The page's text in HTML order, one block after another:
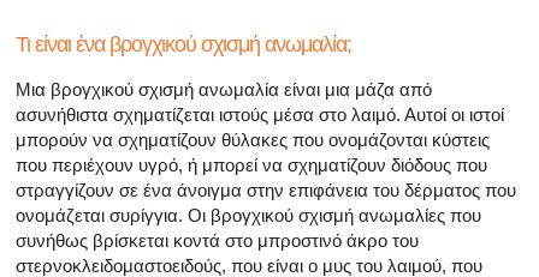
Τι είναι ένα βρογχικού σχισμή ανωμαλία;
Μια βρογχικού σχισμή ανωμαλία είναι μια μάζα από
ασυνήθιστα σχηματίζεται ιστούς μέσα στο λαιμό. Αυτοί οι ιστοί
μπορούν να σχηματίζουν θύλακες που ονομάζονται κύστεις
που περιέχουν υγρό, ή μπορεί να σχηματίζουν διόδους που
στραγγίζουν σε ένα άνοιγμα στην επιφάνεια του δέρματος που
ονομάζεται συρίγγια. Οι βρογχικού σχισμή ανωμαλίες που
συνήθως βρίσκεται κοντά στο μπροστινό άκρο του
στερνοκλειδομαστοειδούς, που είναι ο μυς του λαιμού, που